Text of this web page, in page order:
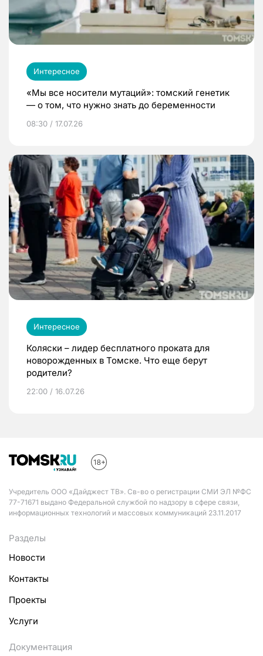
Интересное
«Мы все носители мутаций»: томский генетик
— о том, что нужно знать до беременности
08:30 / 17.07.26
Интересное
Коляски – лидер бесплатного проката для
новорожденных в Томске. Что еще берут
родители?
22:00 / 16.07.26
Учредитель ООО «Дайджест ТВ». Св-во о регистрации СМИ ЭЛ №ФС
77-71671 выдано Федеральной службой по надзору в сфере связи,
информационных технологий и массовых коммуникаций 23.11.2017
Разделы
Новости
Контакты
Проекты
Услуги
Документация